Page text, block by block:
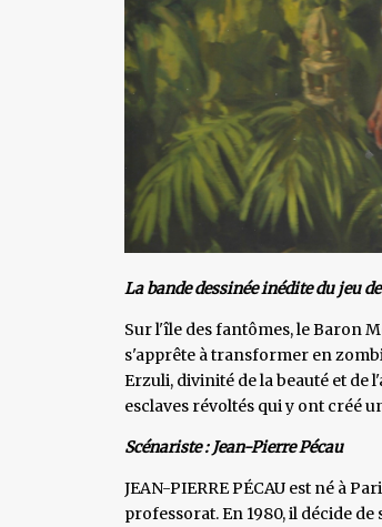
La bande dessinée inédite du jeu
Sur l'île des fantômes, le Baron
s'apprête à transformer en
Erzuli, divinité de la beauté et
esclaves révoltés qui y ont créé
Scénariste : Jean-Pierre Pécau
JEAN-PIERRE PÉCAU est né à
professorat. En 1980, il décide